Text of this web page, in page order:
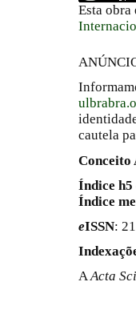
Esta obra
cautela
Conceito
Índice h5
Índice
eISSN:
AActa